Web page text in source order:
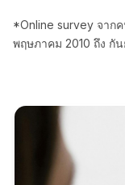
*Online survey จาก
พฤษภาคม 2010 ถึง กั